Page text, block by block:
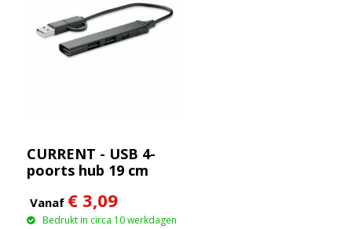
CURRENT - USB 4-
poorts hub 19 cm
Vanaf € 3,09
Bedrukt in circa 10 werkdagen